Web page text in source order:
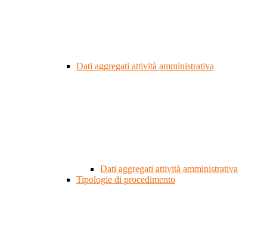
Dati aggregati attività amministrativa
Dati aggregati attività amministrativa
Tipologie di procedimento